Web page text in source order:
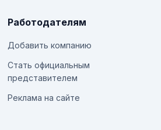
Работодателям
Добавить компанию
Стать официальным
представителем
Реклама на сайте